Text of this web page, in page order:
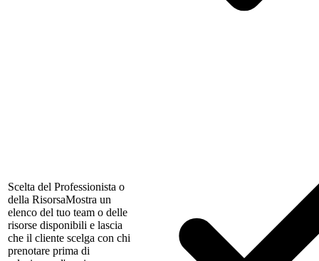
Scelta del Professionista o
della RisorsaMostra un
elenco del tuo team o delle
risorse disponibili e lascia
che il cliente scelga con chi
prenotare prima di